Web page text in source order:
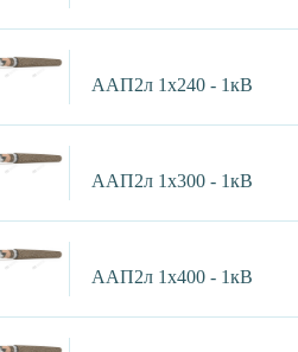
ААП2л 1х240 - 1кВ
ААП2л 1х300 - 1кВ
ААП2л 1х400 - 1кВ